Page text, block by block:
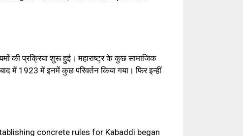
की प्रक्रिया शुरू हुई। महाराष्ट्र के कुछ सामाजिक
में 1923 में इनमें कुछ परिवर्तन किया गया। फिर इन्हीं
concrete rules for Kabaddi began